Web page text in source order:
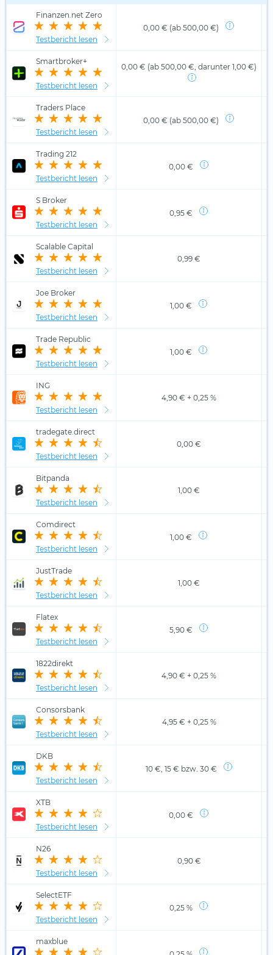
Finanzen.net Zero
Testbericht lesen
0,00 € (ab 500,00 €)
Smartbroker+
Testbericht lesen
0,00 € (ab 500,00 €, darunter 1,00 €)
Traders Place
Testbericht lesen
0,00 € (ab 500,00 €)
Trading 212
Testbericht lesen
0,00 €
S Broker
Testbericht lesen
0,95 €
Scalable Capital
Testbericht lesen
0,99 €
Joe Broker
Testbericht lesen
1,00 €
Trade Republic
Testbericht lesen
1,00 €
ING
Testbericht lesen
4,90 € + 0,25 %
tradegate.direct
Testbericht lesen
0,00 €
Bitpanda
Testbericht lesen
1,00 €
Comdirect
Testbericht lesen
1,00 €
JustTrade
Testbericht lesen
1,00 €
Flatex
Testbericht lesen
5,90 €
1822direkt
Testbericht lesen
4,90 € + 0,25 %
Consorsbank
Testbericht lesen
4,95 € + 0,25 %
DKB
Testbericht lesen
10 €, 15 € bzw. 30 €
XTB
Testbericht lesen
0,00 €
N26
Testbericht lesen
0,90 €
SelectETF
Testbericht lesen
0,25 %
maxblue